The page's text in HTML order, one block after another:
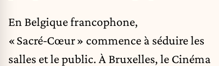
En Belgique francophone,
« Sacré‑Cœur » commence à séduire les
salles et le public. À Bruxelles, le Cinéma